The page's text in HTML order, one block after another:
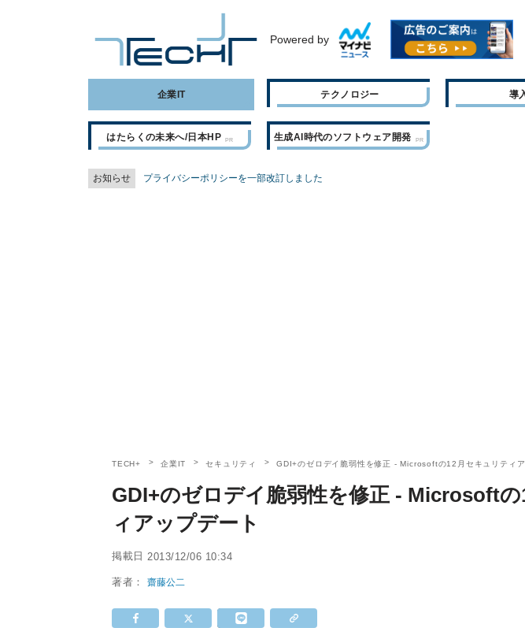
Powered by
企業IT テクノロジー 導
はたらくの未来へ/日本HP 生成AI時代のソフトウェア開発
お知らせ プライバシーポリシーを一部改訂しました
TECH+ 企業IT セキュリティ GDI+のゼロデイ脆弱性を修正 - Microsoftの12月セキュリティア
GDI+のゼロデイ脆弱性を修正 - Microsoft
ィアップデート
掲載日 2013/12/06 10:34
著者：齋藤公二